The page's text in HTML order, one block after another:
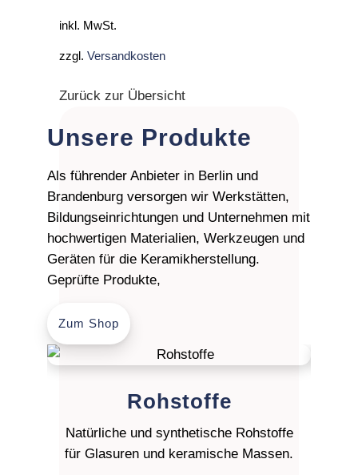
der
gewählt
mehrere
auf.
Die
können
auf
der
Produktseite
gewählt
werden
inkl. MwSt.
zzgl. Versandkosten
Zurück zur Übersicht
Unsere Produkte
Als führender Anbieter in Berlin und
Brandenburg versorgen wir Werkstätten,
Bildungseinrichtungen und Unternehmen mit
hochwertigen Materialien, Werkzeugen und
Geräten für die Keramikherstellung.
Geprüfte Produkte,
Zum Shop
Rohstoffe
Natürliche und synthetische Rohstoffe
für Glasuren und keramische Massen.